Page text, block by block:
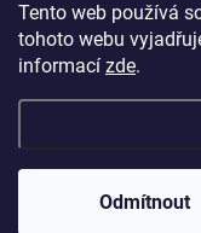
Tento web používá
tohoto webu
informací zde.
Odmítnout
Copyright 2026